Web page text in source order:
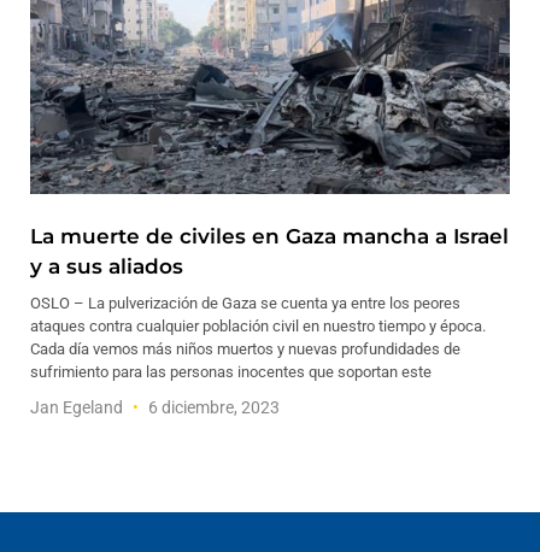
La muerte de civiles en Gaza mancha a Israel
y a sus aliados
OSLO – La pulverización de Gaza se cuenta ya entre los peores
ataques contra cualquier población civil en nuestro tiempo y época.
Cada día vemos más niños muertos y nuevas profundidades de
sufrimiento para las personas inocentes que soportan este
Jan Egeland 6 diciembre, 2023